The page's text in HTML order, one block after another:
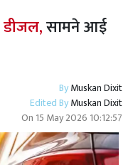
सामने आई
ByMuskan Dixit
Edited ByMuskan Dixit
On 15 May 2026 10:12:57